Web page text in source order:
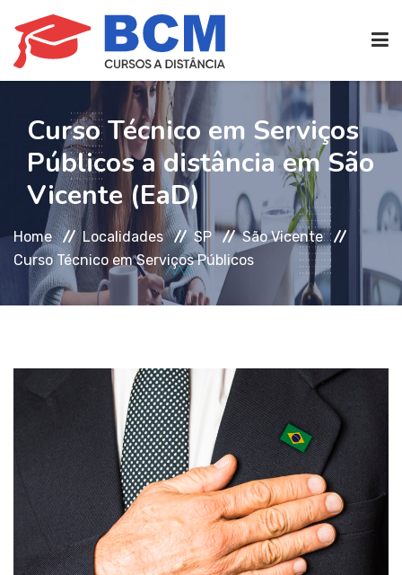
CURSOS TÉCNICOS(EAD)
EDIFICAÇÕES
SEG. TRABALHO
TRANS. IMOBILIÁRIAS(TTI)
Curso Técnico em Serviços
Públicos a distância em São
Vicente (EaD)
Home Localidades SP
São Vicente
Curso Técnico em Serviços Públicos